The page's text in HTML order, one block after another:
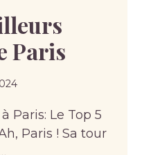
Paris
Paris: Le Top 5
Paris ! Sa tour